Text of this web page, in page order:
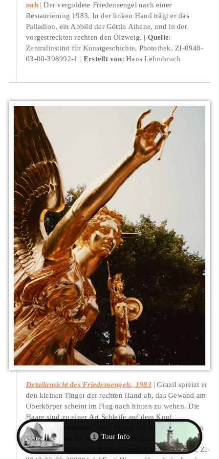
nah
Der vergoldete Friedensengel nach einer
Restaurierung 1983. In der linken Hand trägt er das
Palladion, ein Abbild der Göttin Athene, und in der
vorgestreckten rechten den Ölzweig.
Quelle:
Zentralinstitut für Kunstgeschichte, Photothek, ZI-0948-
03-00-398992-1
Erstellt von: Hans Lehmbruch
Detailansicht des Friedensengels, 1983
Grazil spreizt er
den kleinen Finger der rechten Hand ab, das Gewand am
Oberkörper scheint im Flug nach hinten zu wehen. Die
Haare sind zu einer Art Schleife auf dem Kopf
zusammengebunden – eine Frisur, die antike Skulpturen
unter anderem der Aphrodite ebenfalls aufweisen.
Quelle: Zentralinstitut für Kunstgeschichte, Photothek, ZI-